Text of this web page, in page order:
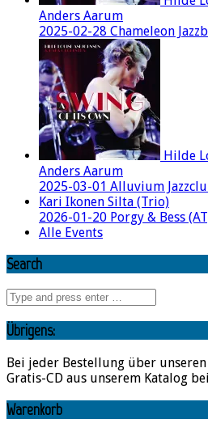
Anders Aarum
2025-02-28 Chameleon
Hilde
Anders Aarum
2025-03-01 Alluvium
Kari Ikonen Silta (Trio)
2026-01-20 Porgy & Bess
Alle Events
Search
Übrigens:
Bei jeder Bestellung über
Gratis-CD aus unserem Katalog
Warenkorb